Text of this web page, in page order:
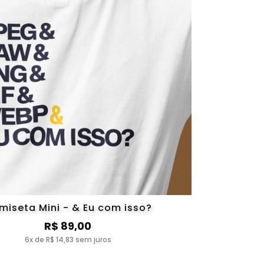
Mini - & Eu com isso?
R$ 89,00
6x de R$ 14,83 sem juros